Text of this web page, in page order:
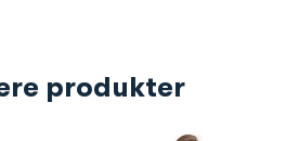
produkter